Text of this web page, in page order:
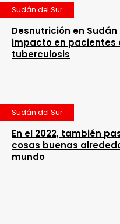
Sudán del Sur
Desnutrición en Sudán
impacto en pacientes
tuberculosis
Sudán del Sur
En el 2022, también
cosas buenas
mundo